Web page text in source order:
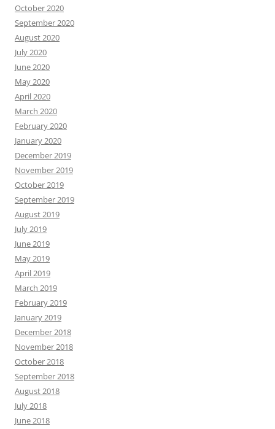
October 2020
September 2020
August 2020
July 2020
June 2020
May 2020
April 2020
March 2020
February 2020
January 2020
December 2019
November 2019
October 2019
September 2019
August 2019
July 2019
June 2019
May 2019
April 2019
March 2019
February 2019
January 2019
December 2018
November 2018
October 2018
September 2018
August 2018
July 2018
June 2018